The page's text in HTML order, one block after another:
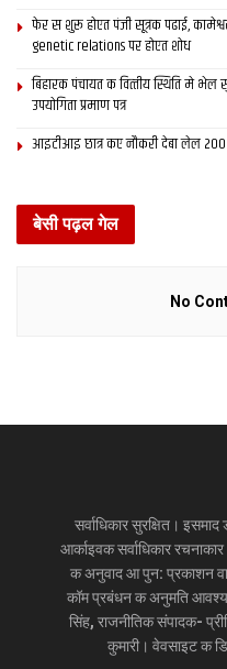
फेर स शुरू होएत पंजी सूत्रक पढाई,
genetic relations पर होएत शोध
बिहारक पंचायत क वित्‍तीय स्थिति मे
उपयोगिता प्रमाण पत्र
आइटीआइ छात्र कए नौकरी देबा लेल 200
बेसी पढ़ल गेल
No
सर्वाधिकार सुरक्षित।
आर्काइवक सर्वाधिकार
क अनुवाद आ पुन: प्रकाशन
कॉम प्रबंधन क अनुमति
सिंह, राजनीतिक संपादक-
कुमारी। वेवसाइट क